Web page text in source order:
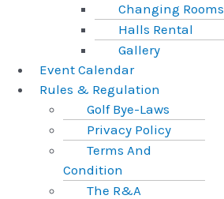
Changing Rooms
Halls Rental
Gallery
Event Calendar
Rules & Regulation
Golf Bye-Laws
Privacy Policy
Terms And
Condition
The R&A